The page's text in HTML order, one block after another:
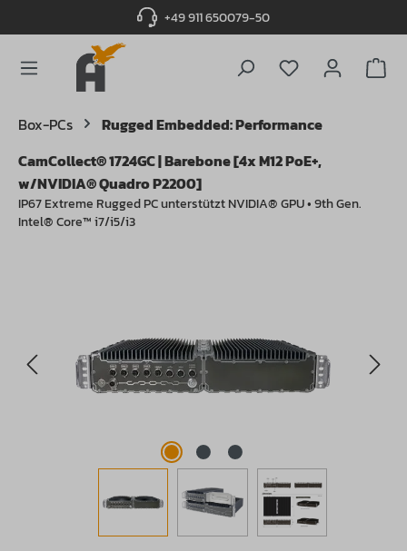
+49 911 650079-50
Du hast 0
Box-PCs
Rugged Embedded: Performance
CamCollect® 1724GC | Barebone [4x M12 PoE+,
w/NVIDIA® Quadro P2200]
IP67 Extreme Rugged PC unterstützt NVIDIA® GPU • 9th Gen.
Intel® Core™ i7/i5/i3